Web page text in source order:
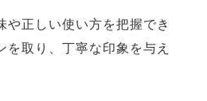
正しい使い方を把握でき
取り、丁寧な印象を与え